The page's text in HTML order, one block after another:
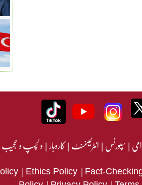
|سپورٹس|انٹرٹینمنٹ|کاروبار|دلچسپ و عجیب
| Ethics Policy | Fact-